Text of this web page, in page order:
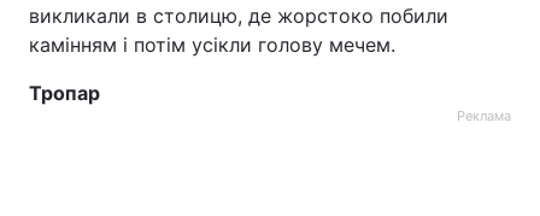
викликали в столицю, де жорстоко побили
камінням і потім усікли голову мечем.
Тропар
Реклама